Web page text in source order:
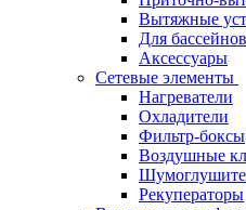
Вытяжные
Для бассейнов
Аксессуары
Сетевые элементы
Нагреватели
Охладители
Фильтр-боксы
Воздушные
Рекуператоры